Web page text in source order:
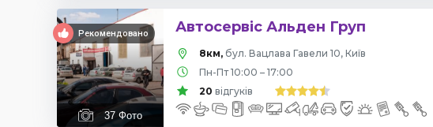
Рекомендовано
37 Фото
Автосервіс Альден Груп
8км, бул. Вацлава Гавели 10, Київ
Пн-Пт 10:00 – 17:00
20 відгуків